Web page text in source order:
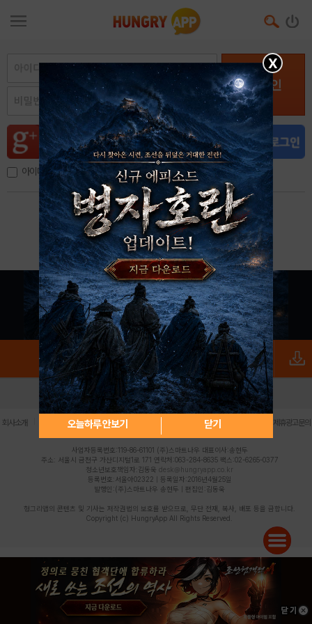
로그인
아이디, 이메일 저장
아이디 / 비밀번호 찾기 회원가입
X
오늘하루 안보기 닫기
로그인 PC버전 전체앱
회사소개 | 개인정보 처리방침 불법촬영물 신고센터 제휴광고문의
사업자등록번호:119-86-61101 (주)스마트나우 대표이사:송현두
주소: 서울시 금천구 가산디지털1로 171 연락처:063-284-8635 팩스:02-6265-0377
청소년보호책임자:김동욱 desk@hungryapp.co.kr
등록번호:서울아02322 | 등록일자:2016년4월25일
발행인:(주)스마트나우 송현두 | 편집인:김동욱
헝그리앱의 콘텐츠 및 기사는 저작권법의 보호를 받으므로, 무단 전재, 복사, 배포 등을 금합니다.
Copyright (c) HungryApp All Rights Reserved.